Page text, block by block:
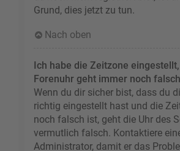
Grund, dies jetzt zu tun.
Nach oben
Ich habe die Zeitzone
Forenuhr geht immer noch
Wenn du dir sicher bist, dass du
richtig eingestellt hast und die
noch falsch ist, geht die Uhr des
vermutlich falsch. Kontaktiere
Administrator, damit er das